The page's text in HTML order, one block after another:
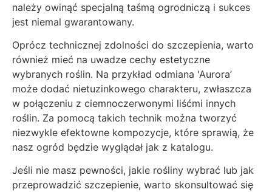
należy owinąć specjalną taśmą ogrodniczą i sukces
jest niemal gwarantowany.
Oprócz technicznej zdolności do szczepienia, warto
również mieć na uwadze cechy estetyczne
wybranych roślin. Na przykład odmiana 'Aurora’
może dodać nietuzinkowego charakteru, zwłaszcza
w połączeniu z ciemnoczerwonymi liśćmi innych
roślin. Za pomocą takich technik można tworzyć
niezwykle efektowne kompozycje, które sprawią, że
nasz ogród będzie wyglądał jak z katalogu.
Jeśli nie masz pewności, jakie rośliny wybrać lub jak
przeprowadzić szczepienie, warto skonsultować się